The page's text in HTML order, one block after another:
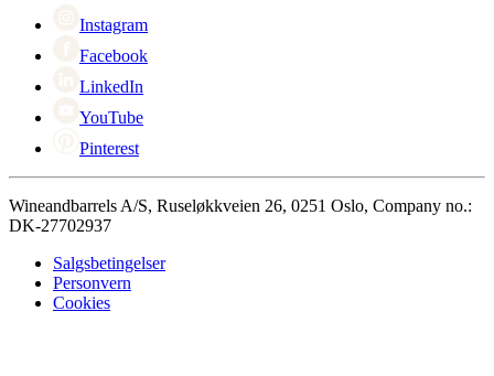
Cyber Monday
Instagram
Facebook
LinkedIn
YouTube
Pinterest
Wineandbarrels A/S, Ruseløkkveien 26, 0251 Oslo, Company no.:
DK-27702937
Salgsbetingelser
Personvern
Cookies